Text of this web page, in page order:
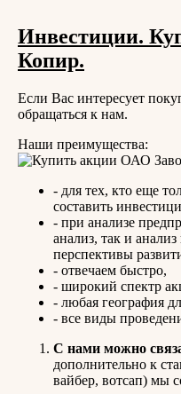
Инвестиции.
Копир.
Если Вас интересует
обращаться к нам.
Наши преимущества:
- для тех, кто еще
составить
- при анализе
анализ, так и
перспективы
- отвечаем быстро,
- широкий спектр
- любая география
- все виды
С нами можно
дополнительно к
вайбер, вотсап) мы